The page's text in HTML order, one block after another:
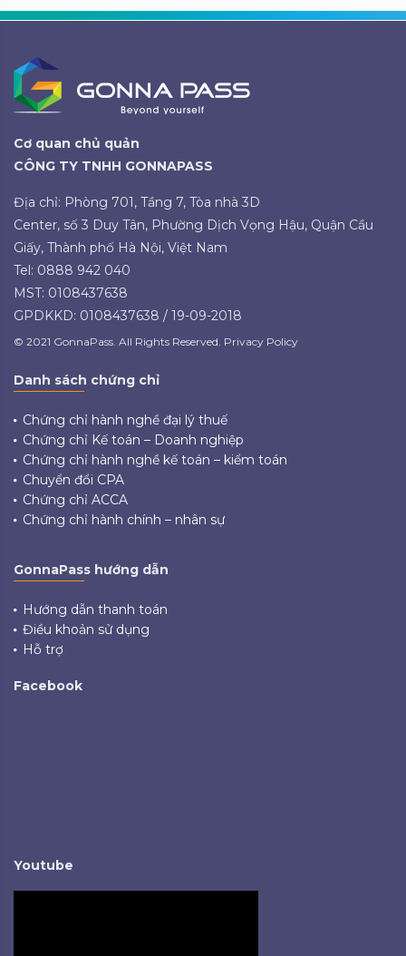
Cơ quan chủ quản
CÔNG TY TNHH GONNAPASS
Địa chỉ: Phòng 701, Tầng 7, Tòa nhà 3D
Center, số 3 Duy Tân, Phường Dịch Vọng Hậu, Quận Cầu
Giấy, Thành phố Hà Nội, Việt Nam
Tel: 0888 942 040
MST: 0108437638
GPDKKD: 0108437638 / 19-09-2018
© 2021 GonnaPass. All Rights Reserved. Privacy Policy
Danh sách chứng chỉ
Chứng chỉ hành nghề đại lý thuế
Chứng chỉ Kế toán – Doanh nghiệp
Chứng chỉ hành nghề kế toán – kiểm toán
Chuyển đổi CPA
Chứng chỉ ACCA
Chứng chỉ hành chính – nhân sự
GonnaPass hướng dẫn
Hướng dẫn thanh toán
Điều khoản sử dụng
Hỗ trợ
Facebook
Youtube